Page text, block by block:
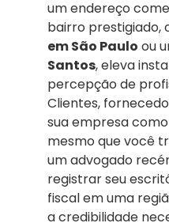
um endereço
bairro prestigiado,
em São Paulo ou
Santos, eleva
percepção de
Clientes,
sua empresa
mesmo que você
um advogado
registrar seu
fiscal em uma
a credibilidade